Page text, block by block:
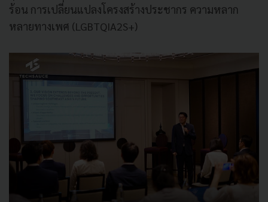
ร้อน การเปลี่ยนแปลงโครงสร้างประชากร ความหลาก
หลายทางเพศ (LGBTQIA2S+)